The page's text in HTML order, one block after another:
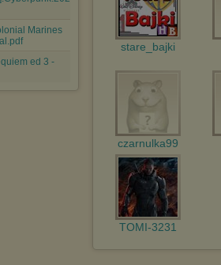
Marines
ed 3 -
stare_bajki
czarnulka99
TOMI-3231